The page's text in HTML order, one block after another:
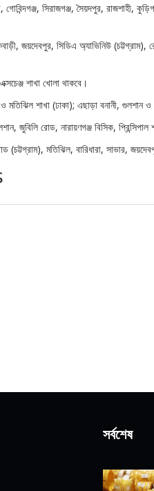
গোবিন্দগঞ্জ, সিরাজগঞ্জ, সৈয়দপুর, রাজশাহী,
জয়দেবপুর, সিডিএ অ্যাভিনিউ
শাখা খোলা থাকবে।
ও মতিঝিল শাখা (ঢাকা); এছাড়া বনানী,
জুবিলি রোড, নারায়ণগঞ্জ বিসিক,
(চট্টগ্রাম), মতিঝিল, বারিধারা, সাভার,
সর্বশেষ